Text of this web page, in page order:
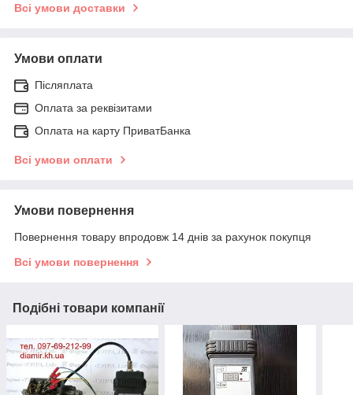
Всі умови доставки
Умови оплати
Післяплата
Оплата за реквізитами
Оплата на карту ПриватБанка
Всі умови оплати
Умови повернення
Повернення товару впродовж 14 днів за рахунок покупця
Всі умови повернення
Подібні товари компанії